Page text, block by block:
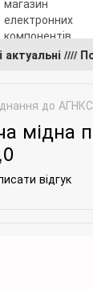
до АГНКС
мідна
відгук